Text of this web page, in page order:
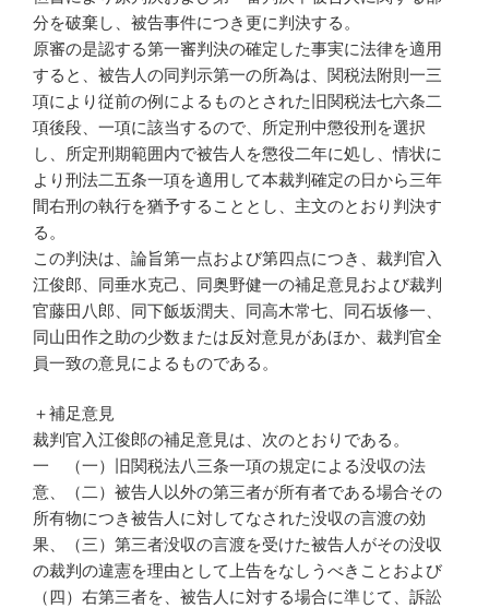
分を破棄し、被告事件につき更に判決する。
原審の是認する第一審判決の確定した事実に法律を適用
すると、被告人の同判示第一の所為は、関税法附則一三
項により従前の例によるものとされた旧関税法七六条二
項後段、一項に該当するので、所定刑中懲役刑を選択
し、所定刑期範囲内で被告人を懲役二年に処し、情状に
より刑法二五条一項を適用して本裁判確定の日から三年
間右刑の執行を猶予することとし、主文のとおり判決す
る。
この判決は、論旨第一点および第四点につき、裁判官入
江俊郎、同垂水克己、同奥野健一の補足意見および裁判
官藤田八郎、同下飯坂潤夫、同高木常七、同石坂修一、
同山田作之助の少数または反対意見があほか、裁判官全
員一致の意見によるものである。
＋補足意見
裁判官入江俊郎の補足意見は、次のとおりである。
一 （一）旧関税法八三条一項の規定による没収の法
意、（二）被告人以外の第三者が所有者である場合その
所有物につき被告人に対してなされた没収の言渡の効
果、（三）第三者没収の言渡を受けた被告人がその没収
の裁判の違憲を理由として上告をなしうべきことおよび
（四）右第三者を、被告人に対する場合に準じて、訴訟